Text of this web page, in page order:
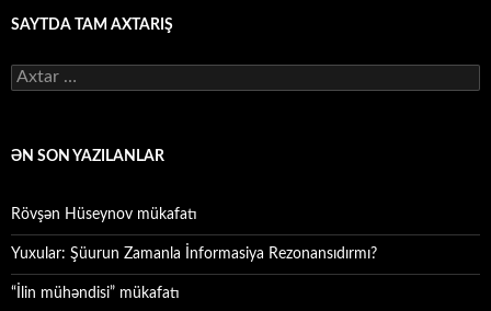
SAYTDA TAM AXTARIŞ
Axtarış:
ƏN SON YAZILANLAR
Rövşən Hüseynov mükafatı
Yuxular: Şüurun Zamanla İnformasiya Rezonansıdırmı?
“İlin mühəndisi” mükafatı